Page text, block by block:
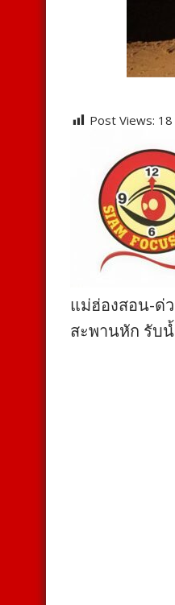
Post Views: 18
แม่ฮ่องสอน-ด่
สะพานหัก รับ